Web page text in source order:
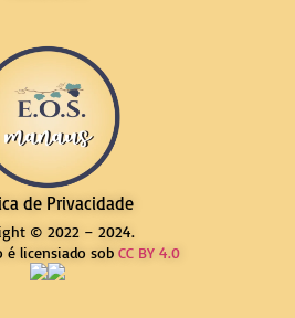
de Privacidade
© 2022 – 2024.
é licensiado sob CC BY 4.0